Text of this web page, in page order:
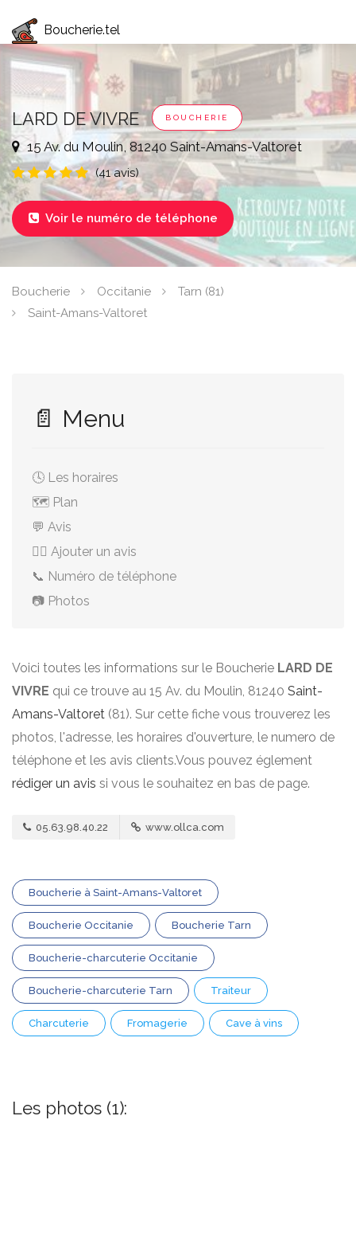
Boucherie.tel
LARD DE VIVRE BOUCHERIE
15 Av. du Moulin, 81240 Saint-Amans-Valtoret
(41 avis)
 Voir le numéro de téléphone
Boucherie Occitanie
Tarn (81)
Saint-Amans-Valtoret
📄 Menu
🕓 Les horaires
🗺️ Plan
💬 Avis
✍🏻 Ajouter un avis
📞 Numéro de téléphone
📷 Photos
Voici toutes les informations sur le Boucherie LARD DE
VIVRE qui ce trouve au 15 Av. du Moulin, 81240 Saint-
Amans-Valtoret (81). Sur cette fiche vous trouverez les
photos, l'adresse, les horaires d'ouverture, le numero de
téléphone et les avis clients.Vous pouvez églement
rédiger un avis si vous le souhaitez en bas de page.
05.63.98.40.22 www.ollca.com
Boucherie à Saint-Amans-Valtoret
Boucherie Occitanie Boucherie Tarn
Boucherie-charcuterie Occitanie
Boucherie-charcuterie Tarn Traiteur
Charcuterie Fromagerie Cave à vins
Les photos (1):